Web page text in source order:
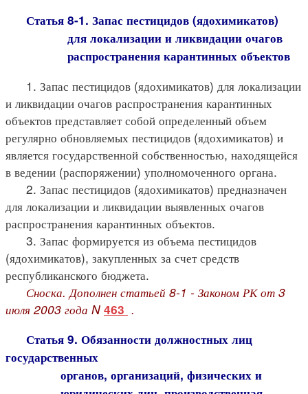
Статья 8-1. Запас пестицидов (ядохимикатов)
для локализации и ликвидации очагов
распространения карантинных объектов
1. Запас пестицидов (ядохимикатов) для локализации
и ликвидации очагов распространения карантинных
объектов представляет собой определенный объем
регулярно обновляемых пестицидов (ядохимикатов) и
является государственной собственностью, находящейся
в ведении (распоряжении) уполномоченного органа.
2. Запас пестицидов (ядохимикатов) предназначен
для локализации и ликвидации выявленных очагов
распространения карантинных объектов.
3. Запас формируется из объема пестицидов
(ядохимикатов), закупленных за счет средств
республиканского бюджета.
Сноска. Дополнен статьей 8-1 - Законом РК от 3
июля 2003 года N 463 .
Статья 9. Обязанности должностных лиц
государственных
органов, организаций, физических и